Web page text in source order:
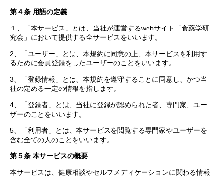
第４条 用語の定義
１、「本サービス」とは、当社が運営するwebサイト「食薬学研
究会」において提供する全サービスをいいます。
2、「ユーザー」とは、本規約に同意の上、本サービスを利用す
るために会員登録をしたユーザーのことをいいます。
3、「登録情報」とは、本規約を遵守することに同意し、かつ当
社の定める一定の情報を指します。
4、「登録者」とは、当社に登録が認められた者、専門家、ユー
ザーのことをいいます。
5、「利用者」とは、本サービスを閲覧する専門家やユーザーを
含む全ての人のことをいいます。
第５条 本サービスの概要
本サービスは、健康相談やセルフメディケーションに関わる情報